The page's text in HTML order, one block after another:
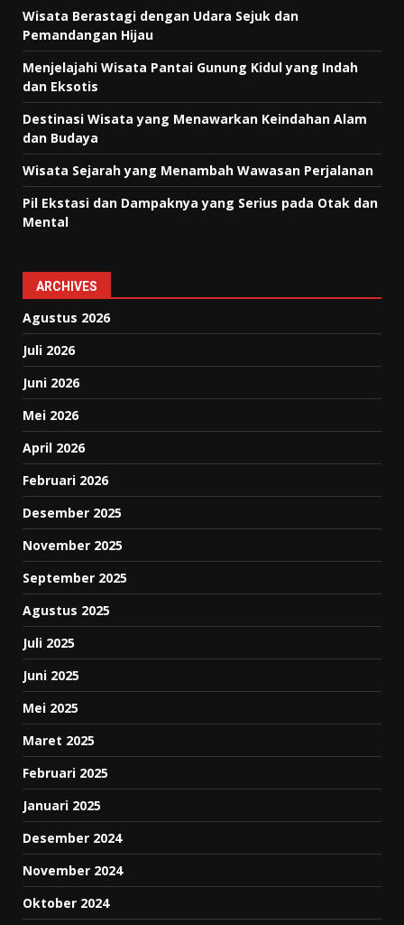
Wisata Berastagi dengan Udara Sejuk dan
Pemandangan Hijau
Menjelajahi Wisata Pantai Gunung Kidul yang Indah
dan Eksotis
Destinasi Wisata yang Menawarkan Keindahan Alam
dan Budaya
Wisata Sejarah yang Menambah Wawasan Perjalanan
Pil Ekstasi dan Dampaknya yang Serius pada Otak dan
Mental
ARCHIVES
Agustus 2026
Juli 2026
Juni 2026
Mei 2026
April 2026
Februari 2026
Desember 2025
November 2025
September 2025
Agustus 2025
Juli 2025
Juni 2025
Mei 2025
Maret 2025
Februari 2025
Januari 2025
Desember 2024
November 2024
Oktober 2024